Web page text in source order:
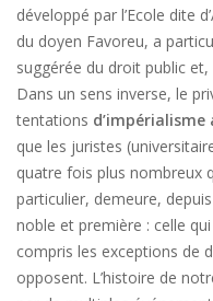
développé par l’Ecole dite
du doyen Favoreu, a
suggérée du droit public
Dans un sens inverse, le
tentations d’impérialisme
que les juristes
quatre fois plus nombreux
particulier, demeure,
noble et première : celle
compris les exceptions de
opposent. L’histoire de